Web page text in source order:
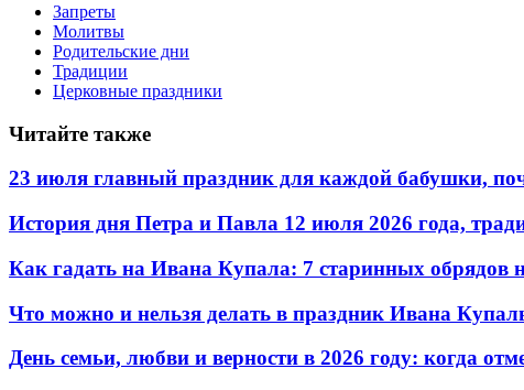
Запреты
Молитвы
Родительские дни
Традиции
Церковные праздники
Читайте также
23 июля главный праздник для каждой бабушки,
История дня Петра и Павла 12 июля 2026 года,
Как гадать на Ивана Купала: 7 старинных обрядов
Что можно и нельзя делать в праздник Ивана
День семьи, любви и верности в 2026 году: когда